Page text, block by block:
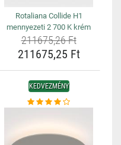
Rotaliana Collide H1
mennyezeti 2 700 K krém
211675,26 Ft
211675,25 Ft
KEDVEZMÉNY